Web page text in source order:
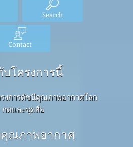
Search
Contact
บโครงการนี้
งการดัชนีคุณภาพอากาศโลก
กดและชุดสื่อ
คุณภาพอากาศ